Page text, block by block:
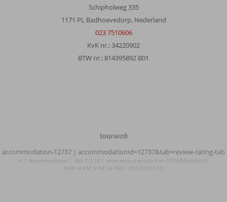
Schipholweg 335
1171 PL Badhoevedorp, Nederland
023 7510606
KvK nr.: 34220902
BTW nr.: 814395892 B01
TourWeb
©
NetMatch
accommodation-12737 | accommodationId=12737&tab=review-rating-tab
nl | Accommodation | 380.0.0.13 | netm-web-ui-production-7f756f55dd-8d2r5
9:08:14 PM (9:08:14 PM) | 304 (243|172)